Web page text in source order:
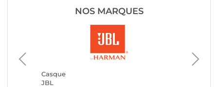
NOS MARQUES
Casque
JBL
Casque
JVC